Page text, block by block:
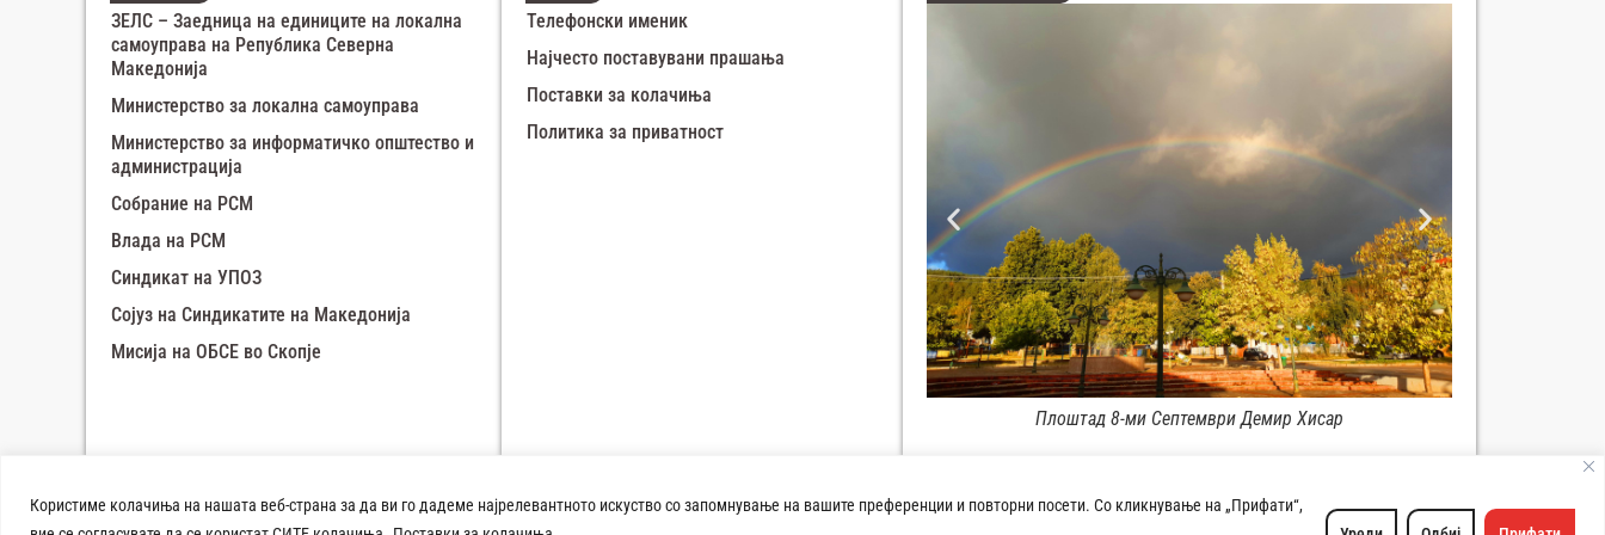
Користиме колачиња на нашата веб-страна за да ви го дадеме најрелевантното искуство со запомнување на вашите преференции и повторни посети. Со кликнување на „Прифати“,
ЗЕЛС – Заедница на единиците на локална
самоуправа на Република Северна
Македонија
Министерство за локална самоуправа
Министерство за информатичко општество и
администрација
Собрание на РСМ
Влада на РСМ
Синдикат на УПОЗ
Сојуз на Синдикатите на Македонија
Мисија на ОБСЕ во Скопје
Телефонски именик
Најчесто поставувани прашања
Поставки за колачиња
Политика за приватност
Плоштад 8-ми Септември Демир Хисар
Панорама град
Техничката изработка на веб